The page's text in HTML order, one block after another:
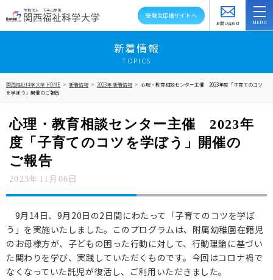
受験生応援サイトへ
お問い合わせ
アクセス
学部・学科・大学院
教員紹介
キャンパスライフ
資格就職キャリア
高大連携・地域連携
入試情報
在学生の方へ
新着情報
TOPICS
関西福祉科学大学 HOME > 新着情報 > 2023年 新着情報 > 心理・教育相談センター主催 2023年度「子育てのコツ
を学ぼう」開催のご報告
心理・教育相談センター主催 2023年
度「子育てのコツを学ぼう」開催の
ご報告
2023年11月06日
9月14日、9月20日の2日間にわたって「子育てのコツを学ぼ
う」を実施いたしました。このプログラムは、附属幼稚園在籍児
のお母様方が、子どもの困った行動に対して、行動理論に基づい
た関わりを学び、実践していただくものです。今回はコロナ禍で
なくなっていた託児が復活し、ご利用いただきました。